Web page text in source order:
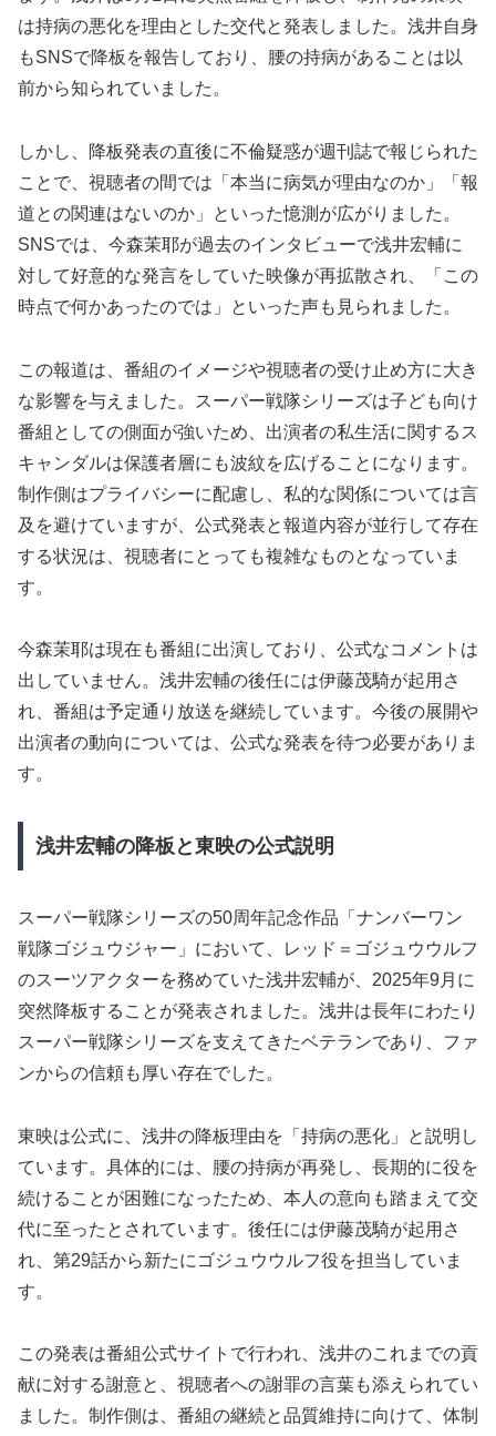
は持病の悪化を理由とした交代と発表しました。浅井自身
もSNSで降板を報告しており、腰の持病があることは以
前から知られていました。
しかし、降板発表の直後に不倫疑惑が週刊誌で報じられた
ことで、視聴者の間では「本当に病気が理由なのか」「報
道との関連はないのか」といった憶測が広がりました。
SNSでは、今森茉耶が過去のインタビューで浅井宏輔に
対して好意的な発言をしていた映像が再拡散され、「この
時点で何かあったのでは」といった声も見られました。
この報道は、番組のイメージや視聴者の受け止め方に大き
な影響を与えました。スーパー戦隊シリーズは子ども向け
番組としての側面が強いため、出演者の私生活に関するス
キャンダルは保護者層にも波紋を広げることになります。
制作側はプライバシーに配慮し、私的な関係については言
及を避けていますが、公式発表と報道内容が並行して存在
する状況は、視聴者にとっても複雑なものとなっていま
す。
今森茉耶は現在も番組に出演しており、公式なコメントは
出していません。浅井宏輔の後任には伊藤茂騎が起用さ
れ、番組は予定通り放送を継続しています。今後の展開や
出演者の動向については、公式な発表を待つ必要がありま
す。
浅井宏輔の降板と東映の公式説明
スーパー戦隊シリーズの50周年記念作品「ナンバーワン
戦隊ゴジュウジャー」において、レッド＝ゴジュウウルフ
のスーツアクターを務めていた浅井宏輔が、2025年9月に
突然降板することが発表されました。浅井は長年にわたり
スーパー戦隊シリーズを支えてきたベテランであり、ファ
ンからの信頼も厚い存在でした。
東映は公式に、浅井の降板理由を「持病の悪化」と説明し
ています。具体的には、腰の持病が再発し、長期的に役を
続けることが困難になったため、本人の意向も踏まえて交
代に至ったとされています。後任には伊藤茂騎が起用さ
れ、第29話から新たにゴジュウウルフ役を担当していま
す。
この発表は番組公式サイトで行われ、浅井のこれまでの貢
献に対する謝意と、視聴者への謝罪の言葉も添えられてい
ました。制作側は、番組の継続と品質維持に向けて、体制